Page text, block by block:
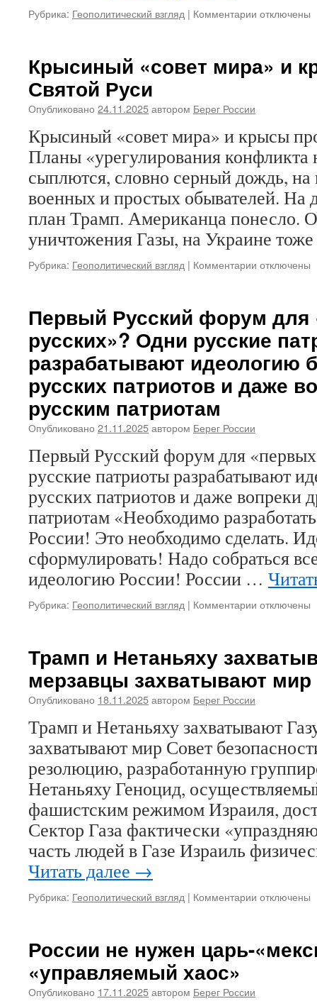
Рубрика: Геополитический взгляд | Комментарии к
и
«пятой
колонной»,
но
где
вы
чтобы
они
ходили,
а
не
колонна…
отключены
Крысиный «совет мира» и
Святой Руси
Опубликовано 24.11.2025автором Берег России
Крысиный «совет мира» и крысы
Планы «урегулирования конфликта
сыплются, словно серный дождь, на
военных и простых обывателей. На
план Трамп. Американца понесло.
уничтожения Газы, на Украине
Рубрика: Геополитический взгляд | Комментарии к
мира»
и
крысы
против
Руси
отключены
Первый Русский форум для
русских»? Одни русские
разрабатывают идеологию
русских патриотов и даже
русским патриотам
Опубликовано 21.11.2025автором Берег России
Первый Русский форум для
русские патриоты разрабатывают
русских патриотов и даже вопреки
патриотам «Необходимо
России! Это необходимо сделать.
сформулировать! Надо собраться
идеологию России! России …
Рубрика: Геополитический взгляд | Комментарии к
форум
для
«первых
русские
патриоты
идеологию
без
русских
патриотов
и
даже
русским
отключены
Трамп и Нетаньяху
мерзавцы захватывают мир
Опубликовано 18.11.2025автором Берег России
Трамп и Нетаньяху захватывают
захватывают мир Совет
резолюцию, разработанную
Нетаньяху Геноцид,
фашистским режимом Израиля,
Сектор Газа фактически
часть людей в Газе Израиль
Читать далее →
Рубрика: Геополитический взгляд | Комментарии к
Нетаньяху
отключены
России не нужен царь-
«управляемый хаос»
Опубликовано 17.11.2025автором Берег России